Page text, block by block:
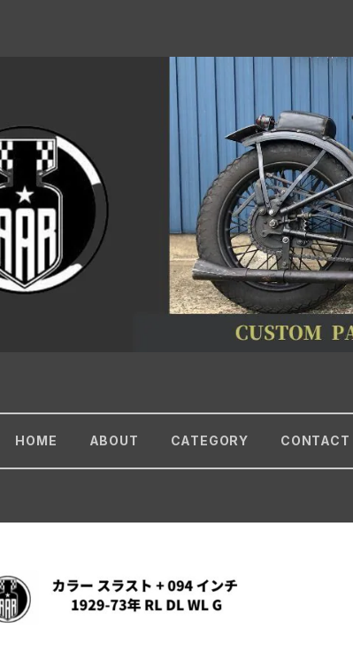
HOME ABOUT CATEGORY CONTACT